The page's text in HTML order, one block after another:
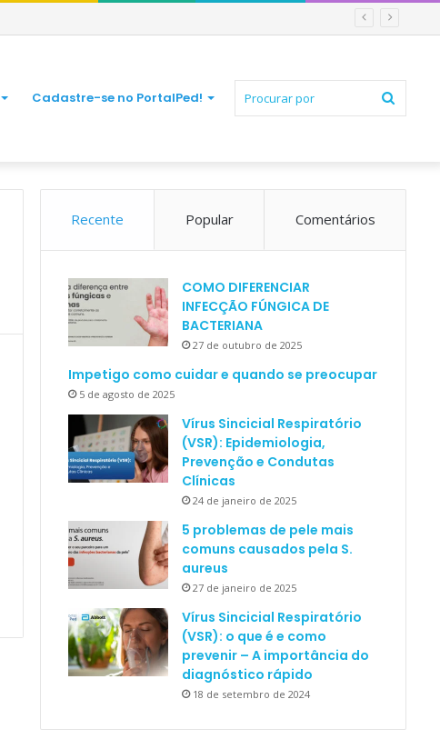
Cadastre-se no PortalPed!
Recente Popular Comentários
COMO DIFERENCIAR
INFECÇÃO FÚNGICA DE
BACTERIANA
27 de outubro de 2025
Impetigo como cuidar e quando se preocupar
5 de agosto de 2025
Vírus Sincicial Respiratório
(VSR): Epidemiologia,
Prevenção e Condutas
Clínicas
24 de janeiro de 2025
5 problemas de pele mais
comuns causados pela S.
aureus
27 de janeiro de 2025
Vírus Sincicial Respiratório
(VSR): o que é e como
prevenir – A importância do
diagnóstico rápido
18 de setembro de 2024